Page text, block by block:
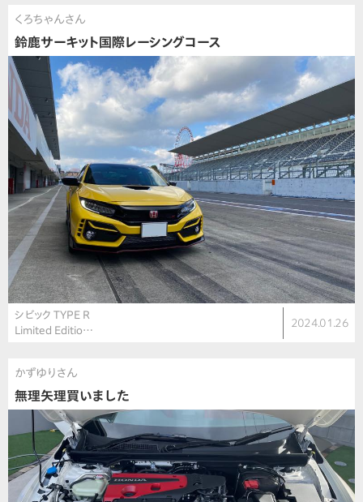
くろちゃんさん
鈴鹿サーキット国際レーシングコース
シビック TYPE R
Limited Editio…
2024.01.26
かずゆりさん
無理矢理買いました